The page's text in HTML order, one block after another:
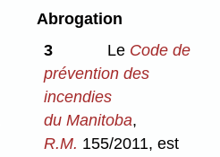
Abrogation
3
Le Code de
prévention des
incendies
du Manitoba,
R.M. 155/2011, est